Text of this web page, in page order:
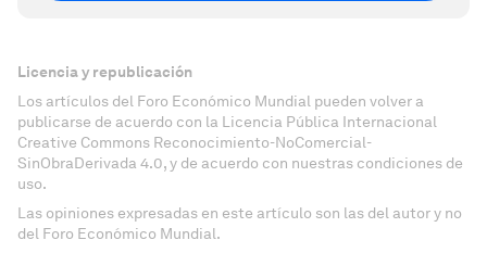
Licencia y republicación
Los artículos del Foro Económico Mundial pueden volver a
publicarse de acuerdo con la Licencia Pública Internacional
Creative Commons Reconocimiento-NoComercial-
SinObraDerivada 4.0, y de acuerdo con nuestras condiciones de
uso.
Las opiniones expresadas en este artículo son las del autor y no
del Foro Económico Mundial.